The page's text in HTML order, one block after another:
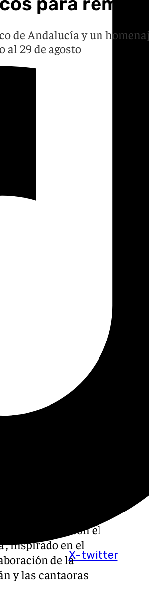
X-twitter
de Andalucía y un
al 29 de agosto
verano en un
de Federico García
nivel. La 25ª
del Generalife’
flamencas
abrir el ciclo con el
inspirado en el
de la
y las cantaoras